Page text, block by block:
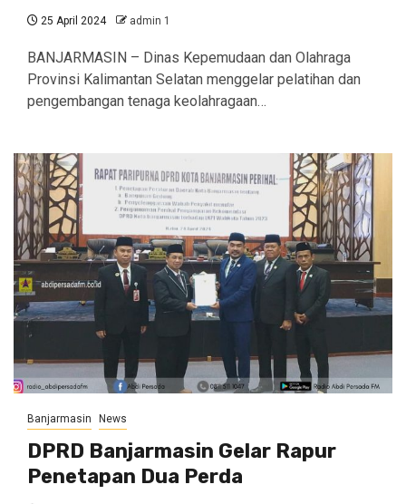
25 April 2024 admin 1
BANJARMASIN – Dinas Kepemudaan dan Olahraga
Provinsi Kalimantan Selatan menggelar pelatihan dan
pengembangan tenaga keolahragaan…
Banjarmasin News
DPRD Banjarmasin Gelar Rapur
Penetapan Dua Perda